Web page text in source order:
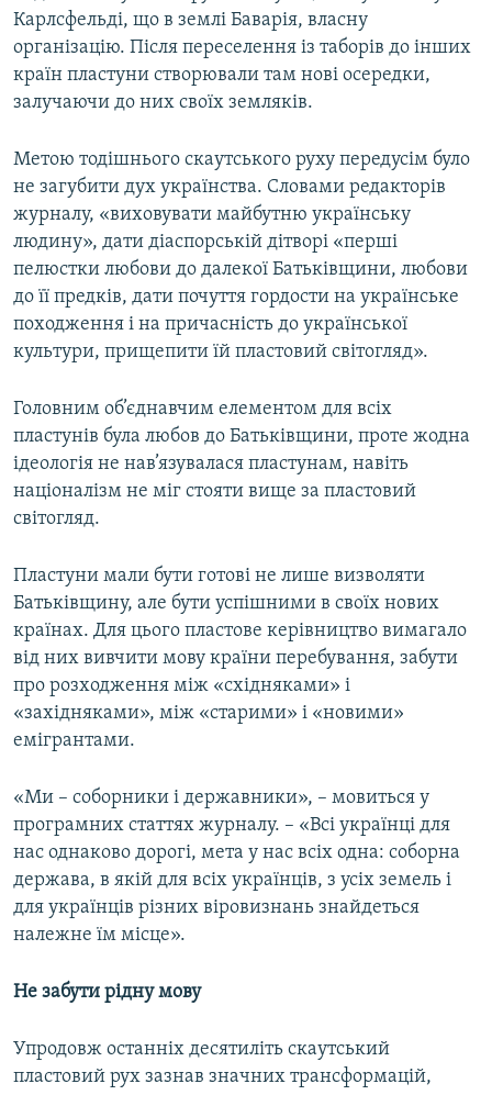
Карлсфельді, що в землі Баварія, власну
організацію. Після переселення із таборів до інших
країн пластуни створювали там нові осередки,
залучаючи до них своїх земляків.
Метою тодішнього скаутського руху передусім було
не загубити дух українства. Словами редакторів
журналу, «виховувати майбутню українську
людину», дати діаспорській дітворі «перші
пелюстки любови до далекої Батьківщини, любови
до її предків, дати почуття гордости на українське
походження і на причасність до української
культури, прищепити їй пластовий світогляд».
Головним об’єднавчим елементом для всіх
пластунів була любов до Батьківщини, проте жодна
ідеологія не нав’язувалася пластунам, навіть
націоналізм не міг стояти вище за пластовий
світогляд.
Пластуни мали бути готові не лише визволяти
Батьківщину, але бути успішними в своїх нових
країнах. Для цього пластове керівництво вимагало
від них вивчити мову країни перебування, забути
про розходження між «східняками» і
«західняками», між «старими» і «новими»
емігрантами.
«Ми – соборники і державники», – мовиться у
програмних статтях журналу. – «Всі українці для
нас однаково дорогі, мета у нас всіх одна: соборна
держава, в якій для всіх українців, з усіх земель і
для українців різних віровизнань знайдеться
належне їм місце».
Не забути рідну мову
Упродовж останніх десятиліть скаутський
пластовий рух зазнав значних трансформацій,